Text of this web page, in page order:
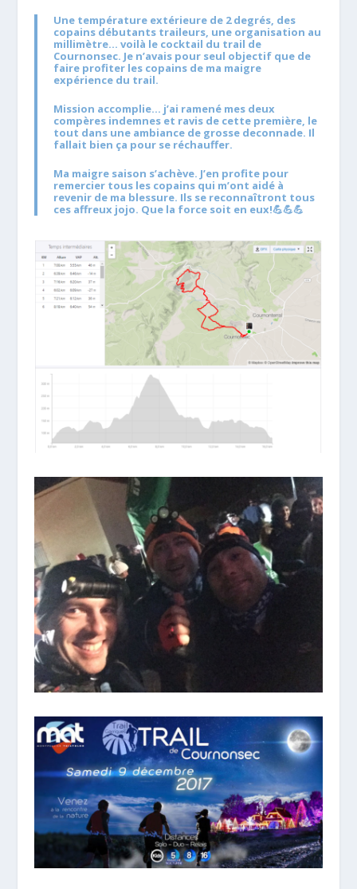
Une température extérieure de 2 degrés, des
copains débutants traileurs, une organisation au
millimètre… voilà le cocktail du trail de
Cournonsec. Je n’avais pour seul objectif que de
faire profiter les copains de ma maigre
expérience du trail.
Mission accomplie… j’ai ramené mes deux
compères indemnes et ravis de cette première, le
tout dans une ambiance de grosse deconnade. Il
fallait bien ça pour se réchauffer.
Ma maigre saison s’achève. J’en profite pour
remercier tous les copains qui m’ont aidé à
revenir de ma blessure. Ils se reconnaîtront tous
ces affreux jojo. Que la force soit en eux!💪💪💪